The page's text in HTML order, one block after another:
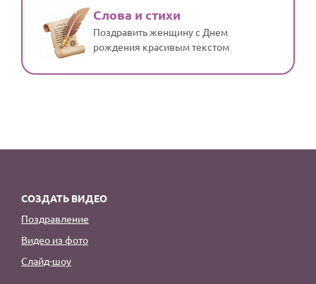
Слова и стихи
Поздравить женщину с Днем
рождения красивым текстом
СОЗДАТЬ ВИДЕО
Поздравление
Видео из фото
Слайд-шоу